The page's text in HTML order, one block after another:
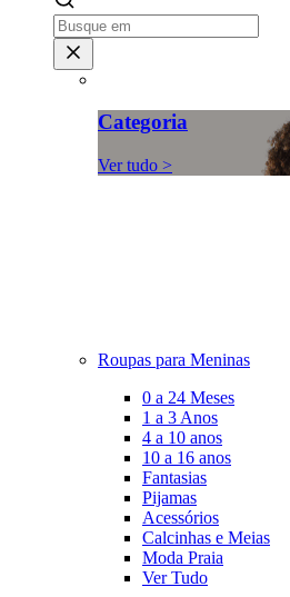
Categoria
Ver tudo >
Roupas para Meninas
0 a 24 Meses
1 a 3 Anos
4 a 10 anos
10 a 16 anos
Fantasias
Pijamas
Acessórios
Calcinhas e Meias
Moda Praia
Ver Tudo